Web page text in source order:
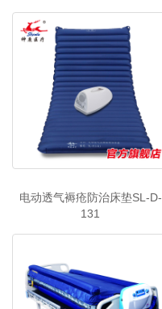
电动透气褥疮防治床垫SL-D-
131